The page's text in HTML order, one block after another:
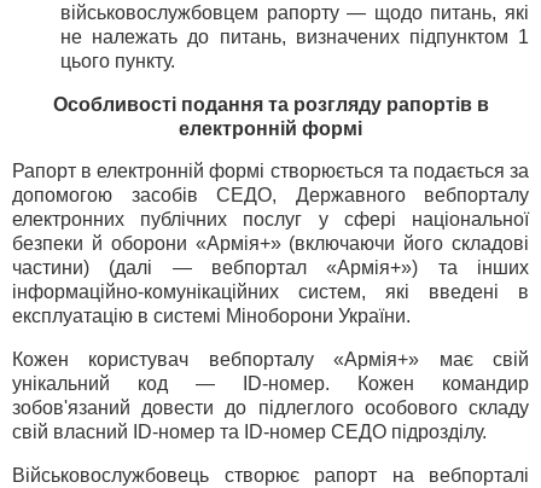
військовослужбовцем рапорту — щодо питань, які
не належать до питань, визначених підпунктом 1
цього пункту.
Особливості подання та розгляду рапортів в
електронній формі
Рапорт в електронній формі створюється та подається за
допомогою засобів СЕДО, Державного вебпорталу
електронних публічних послуг у сфері національної
безпеки й оборони «Армія+» (включаючи його складові
частини) (далі — вебпортал «Армія+») та інших
інформаційно-комунікаційних систем, які введені в
експлуатацію в системі Міноборони України.
Кожен користувач вебпорталу «Армія+» має свій
унікальний код — ID-номер. Кожен командир
зобов'язаний довести до підлеглого особового складу
свій власний ID-номер та ID-номер СЕДО підрозділу.
Військовослужбовець створює рапорт на вебпорталі